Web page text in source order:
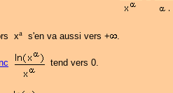
xa s'en va aussi vers + .
tend vers 0.